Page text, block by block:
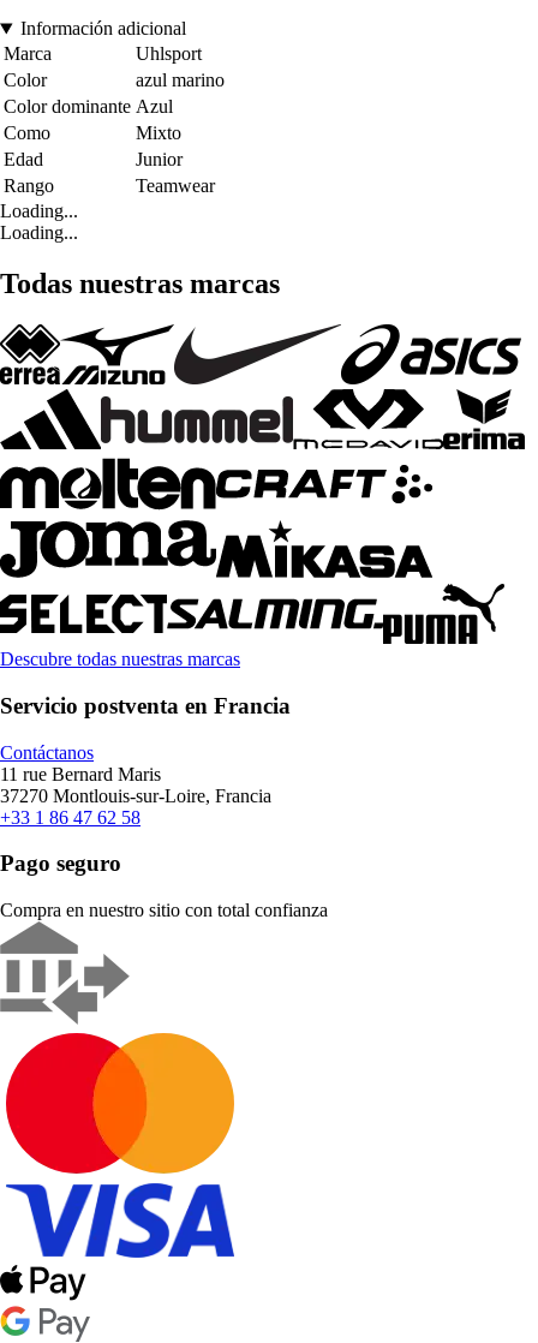
Información adicional
Marca
Uhlsport
Color
azul marino
Color dominante Azul
Como
Mixto
Edad
Junior
Rango
Teamwear
Loading...
Loading...
Todas nuestras marcas
Descubre todas nuestras marcas
Servicio postventa en Francia
Contáctanos
11 rue Bernard Maris
37270 Montlouis-sur-Loire, Francia
+33 1 86 47 62 58
Pago seguro
Compra en nuestro sitio con total confianza